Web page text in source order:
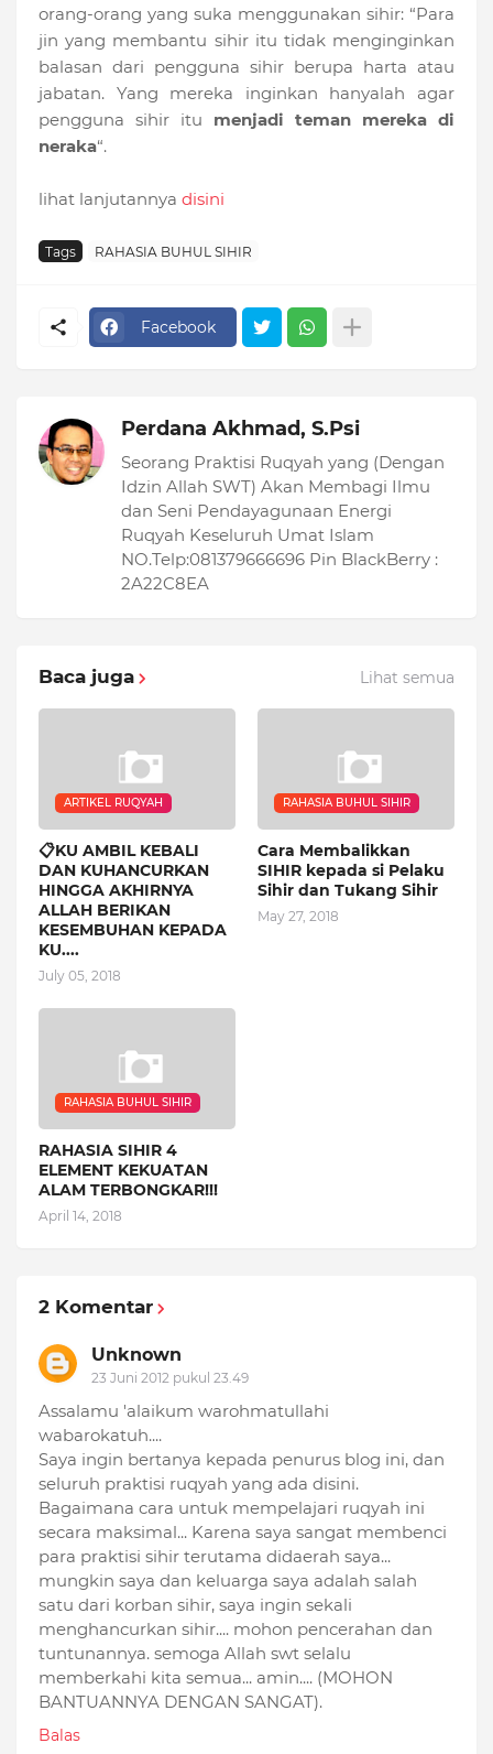
orang-orang yang suka menggunakan sihir: “Para
jin yang membantu sihir itu tidak menginginkan
balasan dari pengguna sihir berupa harta atau
jabatan. Yang mereka inginkan hanyalah agar
pengguna sihir itu menjadi teman mereka di
neraka“.
lihat lanjutannya disini
Tags RAHASIA BUHUL SIHIR
Facebook
Perdana Akhmad, S.Psi
Seorang Praktisi Ruqyah yang (Dengan
Idzin Allah SWT) Akan Membagi Ilmu
dan Seni Pendayagunaan Energi
Ruqyah Keseluruh Umat Islam
NO.Telp:081379666696 Pin BlackBerry :
2A22C8EA
Baca juga Lihat semua
ARTIKEL RUQYAH
📋KU AMBIL KEBALI
DAN KUHANCURKAN
HINGGA AKHIRNYA
ALLAH BERIKAN
KESEMBUHAN KEPADA
KU....
July 05, 2018
RAHASIA BUHUL SIHIR
Cara Membalikkan
SIHIR kepada si Pelaku
Sihir dan Tukang Sihir
May 27, 2018
RAHASIA BUHUL SIHIR
RAHASIA SIHIR 4
ELEMENT KEKUATAN
ALAM TERBONGKAR!!!
April 14, 2018
2 Komentar
Unknown
23 Juni 2012 pukul 23.49
Assalamu 'alaikum warohmatullahi
wabarokatuh....
Saya ingin bertanya kepada penurus blog ini, dan
seluruh praktisi ruqyah yang ada disini.
Bagaimana cara untuk mempelajari ruqyah ini
secara maksimal... Karena saya sangat membenci
para praktisi sihir terutama didaerah saya...
mungkin saya dan keluarga saya adalah salah
satu dari korban sihir, saya ingin sekali
menghancurkan sihir.... mohon pencerahan dan
tuntunannya. semoga Allah swt selalu
memberkahi kita semua... amin.... (MOHON
BANTUANNYA DENGAN SANGAT).
Balas